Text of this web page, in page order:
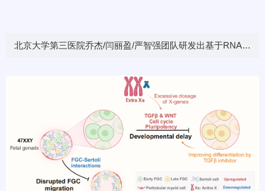
北京大学第三医院乔杰/闫丽盈/严智强团队研发出基于RNA的